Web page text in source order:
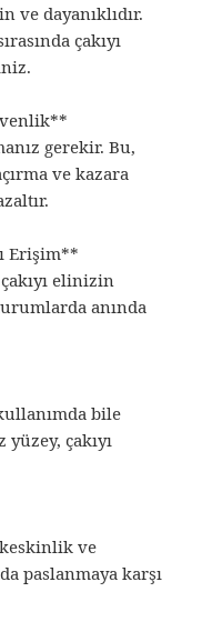
ve dayanıklıdır.
çakıyı
gerekir. Bu,
ve kazara
Erişim**
elinizin
anında
bile
çakıyı
ve
paslanmaya karşı